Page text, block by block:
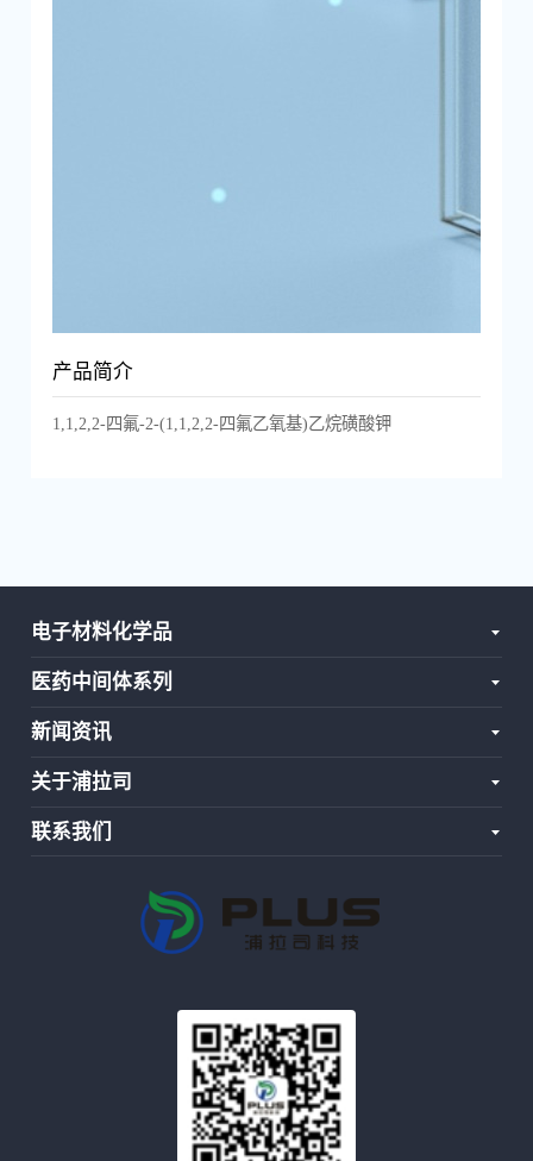
产品简介
1,1,2,2-四氟-2-(1,1,2,2-四氟乙氧基)乙烷磺酸钾
电子材料化学品
医药中间体系列
新闻资讯
关于浦拉司
联系我们